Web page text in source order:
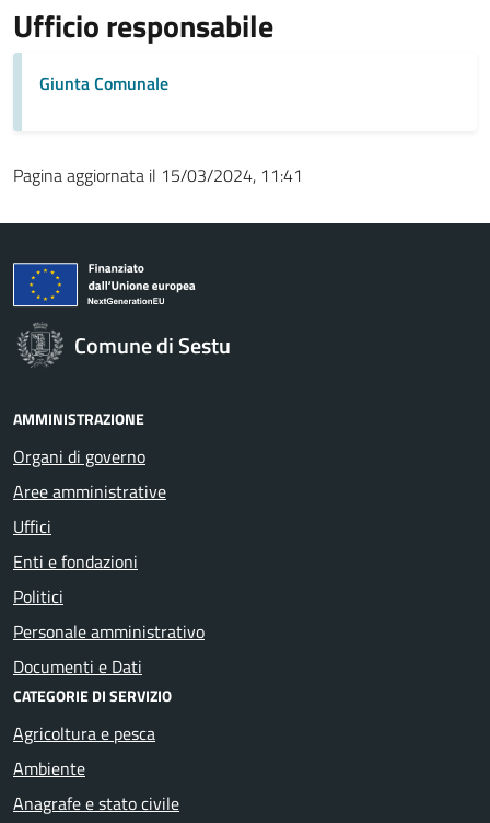
Ufficio responsabile
Giunta Comunale
Pagina aggiornata il 15/03/2024, 11:41
Comune di Sestu
AMMINISTRAZIONE
Organi di governo
Aree amministrative
Uffici
Enti e fondazioni
Politici
Personale amministrativo
Documenti e Dati
CATEGORIE DI SERVIZIO
Agricoltura e pesca
Ambiente
Anagrafe e stato civile